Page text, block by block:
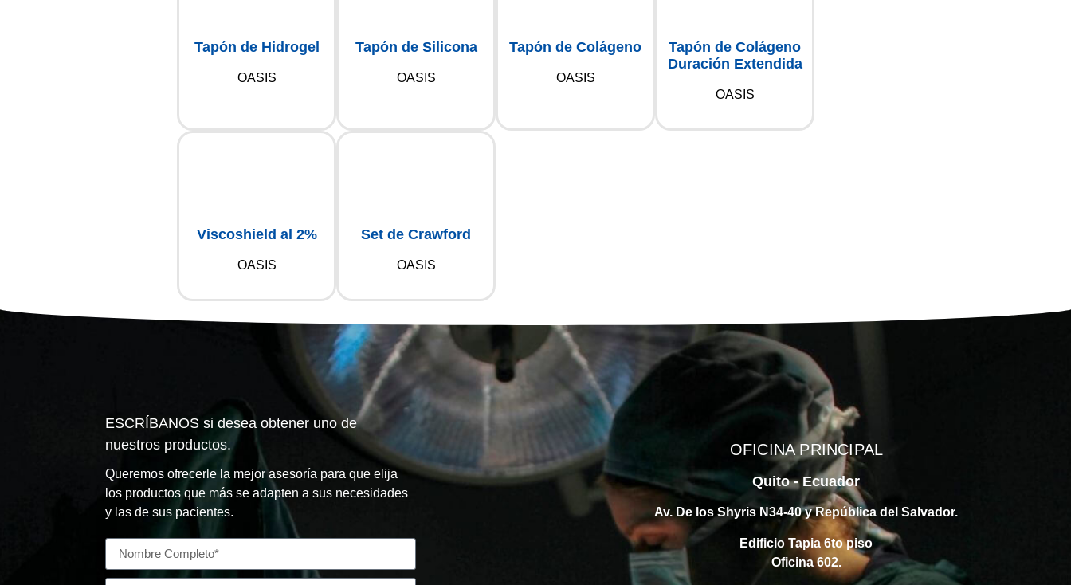
Tapón de Hidrogel
OASIS
Tapón de Silicona
OASIS
Tapón de Colágeno
OASIS
Tapón de Colágeno
Duración Extendida
OASIS
Viscoshield al 2%
OASIS
Set de Crawford
OASIS
ESCRÍBANOS si desea obtener uno de
nuestros productos.
Queremos ofrecerle la mejor asesoría para que elija
los productos que más se adapten a sus necesidades
y las de sus pacientes.
OFICINA PRINCIPAL
Quito - Ecuador
Av. De los Shyris N34-40 y República del Salvador.
Edificio Tapia 6to piso
Oficina 602.